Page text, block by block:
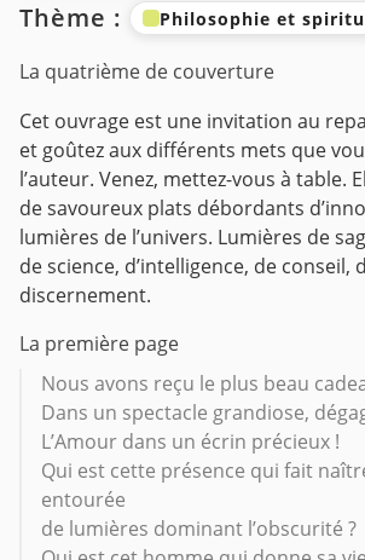
Thème : Philosophie et
La quatrième de couverture
Cet ouvrage est une invitation au
et goûtez aux différents mets que
l’auteur. Venez, mettez-vous à table.
de savoureux plats débordants
lumières de l’univers. Lumières de
de science, d’intelligence, de conseil,
discernement.
La première page
Nous avons reçu le plus beau
Dans un spectacle grandiose,
L’Amour dans un écrin précieux !
Qui est cette présence qui fait
entourée
de lumières dominant l’obscurité ?